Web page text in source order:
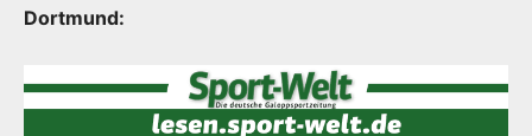
Dortmund: